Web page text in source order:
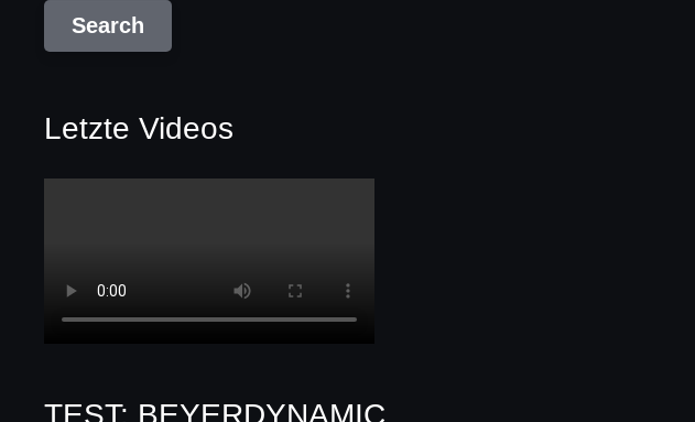
Letzte Videos
TEST: BEYERDYNAMIC